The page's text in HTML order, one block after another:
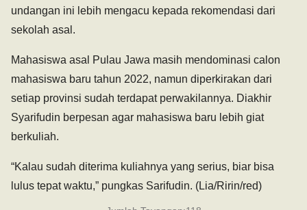
undangan ini lebih mengacu kepada rekomendasi dari
sekolah asal.
Mahasiswa asal Pulau Jawa masih mendominasi calon
mahasiswa baru tahun 2022, namun diperkirakan dari
setiap provinsi sudah terdapat perwakilannya. Diakhir
Syarifudin berpesan agar mahasiswa baru lebih giat
berkuliah.
“Kalau sudah diterima kuliahnya yang serius, biar bisa
lulus tepat waktu,” pungkas Sarifudin. (Lia/Ririn/red)